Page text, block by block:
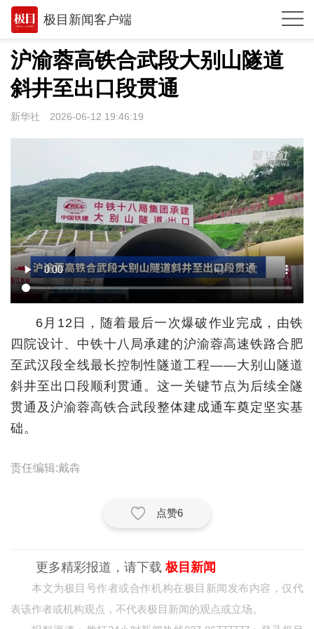
极目新闻客户端
推荐
体育
观点
时政
武汉
世相
环球
专题
经济
城建
科教
健康
消费
沪渝蓉高铁合武段大别山隧道
斜井至出口段贯通
新华社 2026-06-12 19:46:19
6月12日，随着最后一次爆破作业完成，由铁
四院设计、中铁十八局承建的沪渝蓉高速铁路合肥
至武汉段全线最长控制性隧道工程——大别山隧道
斜井至出口段顺利贯通。这一关键节点为后续全隧
贯通及沪渝蓉高铁合武段整体建成通车奠定坚实基
础。
责任编辑:戴犇
点赞6
更多精彩报道，请下载极目新闻
本文为极目号作者或合作机构在极目新闻发布内容，仅代
表该作者或机构观点，不代表极目新闻的观点或立场。